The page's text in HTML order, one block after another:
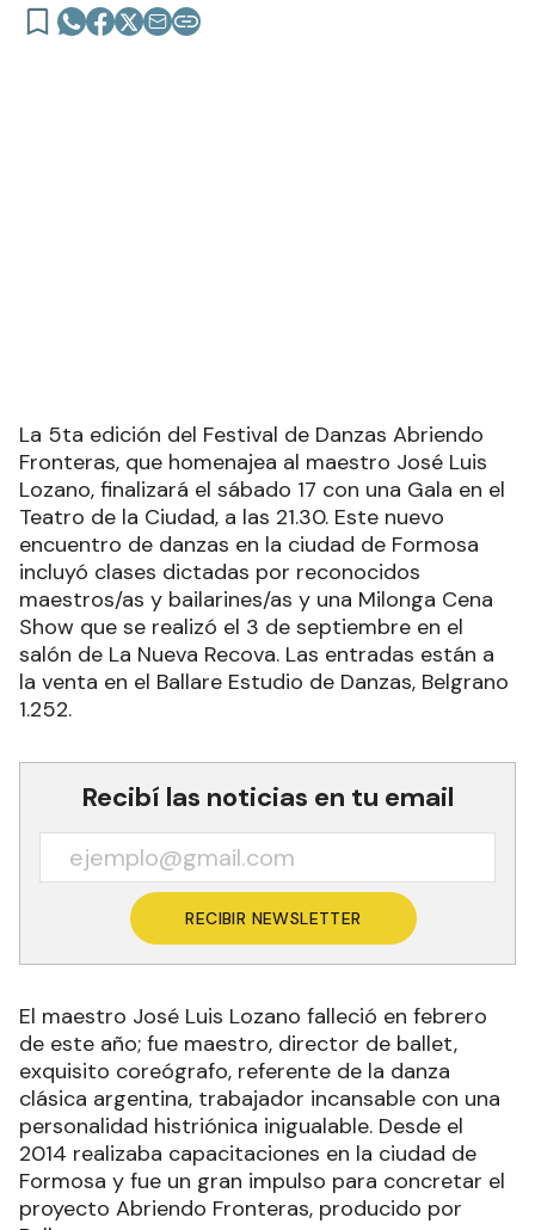
La 5ta edición del Festival de Danzas Abriendo
Fronteras, que homenajea al maestro José Luis
Lozano, finalizará el sábado 17 con una Gala en el
Teatro de la Ciudad, a las 21.30. Este nuevo
encuentro de danzas en la ciudad de Formosa
incluyó clases dictadas por reconocidos
maestros/as y bailarines/as y una Milonga Cena
Show que se realizó el 3 de septiembre en el
Recibí las noticias en tu email
RECIBIR NEWSLETTER
El maestro José Luis Lozano falleció en febrero
de este año; fue maestro, director de ballet,
exquisito coreógrafo, referente de la danza
clásica argentina, trabajador incansable con una
personalidad histriónica inigualable. Desde el